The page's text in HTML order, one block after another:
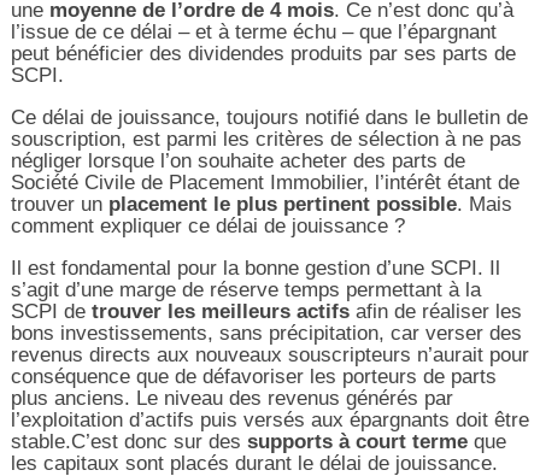
une moyenne de l’ordre de 4 mois. Ce n’est donc qu’à
l’issue de ce délai – et à terme échu – que l’épargnant
peut bénéficier des dividendes produits par ses parts de
SCPI.
Ce délai de jouissance, toujours notifié dans le bulletin de
souscription, est parmi les critères de sélection à ne pas
négliger lorsque l’on souhaite acheter des parts de
Société Civile de Placement Immobilier, l’intérêt étant de
trouver un placement le plus pertinent possible. Mais
comment expliquer ce délai de jouissance ?
Il est fondamental pour la bonne gestion d’une SCPI. Il
s’agit d’une marge de réserve temps permettant à la
SCPI de trouver les meilleurs actifsafin de réaliser les
bons investissements, sans précipitation, car verser des
revenus directs aux nouveaux souscripteurs n’aurait pour
conséquence que de défavoriser les porteurs de parts
plus anciens. Le niveau des revenus générés par
l’exploitation d’actifs puis versés aux épargnants doit être
stable.C’est donc sur des supports à court termeque
les capitaux sont placés durant le délai de jouissance.